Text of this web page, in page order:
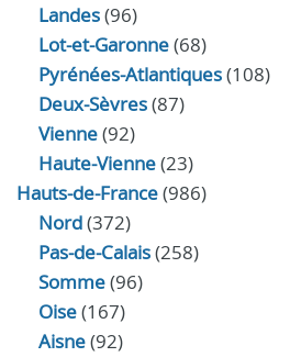
Landes(96)
Lot-et-Garonne(68)
Pyrénées-Atlantiques(108)
Deux-Sèvres(87)
Vienne(92)
Haute-Vienne(23)
Hauts-de-France(986)
Nord(372)
Pas-de-Calais(258)
Somme(96)
Oise(167)
Aisne(92)